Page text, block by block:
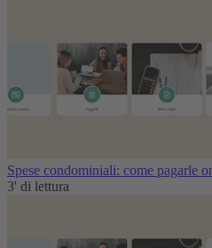
Spese condominiali: come pagarle
3' di lettura